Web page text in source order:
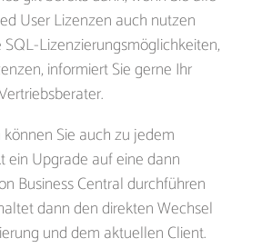
User Lizenzen auch nutzen
Lizenzierungsmöglichkeiten,
informiert Sie gerne Ihr
Sie auch zu jedem
ein Upgrade auf eine dann
Business Central durchführen
dann den direkten Wechsel
und dem aktuellen Client.